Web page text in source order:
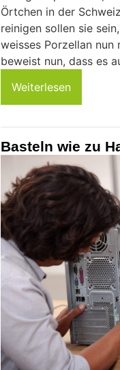
Örtchen in der
reinigen sollen sie
weisses Porzellan nun
beweist nun, dass es
Weiterlesen
Basteln wie zu